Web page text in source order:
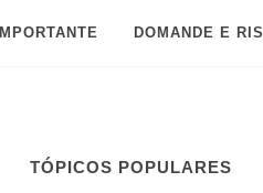
IMPORTANTE DOMANDE E
TÓPICOS POPULARES